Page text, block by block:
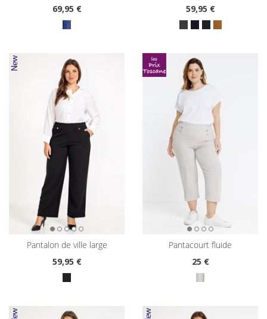
69,95 €
59,95 €
pantalon de ville large
59,95 €
pantacourt fluide
25€